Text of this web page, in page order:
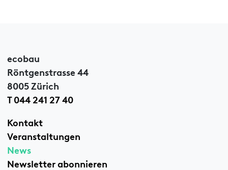
ecobau
Röntgenstrasse 44
8005 Zürich
T 044 241 27 40
Kontakt
Veranstaltungen
News
Newsletter abonnieren